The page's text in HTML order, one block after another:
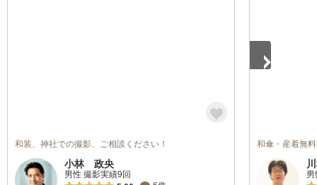
和装、神社での撮影、ご相談ください！
小林 政央
男性 撮影実績9回
和傘・産着無